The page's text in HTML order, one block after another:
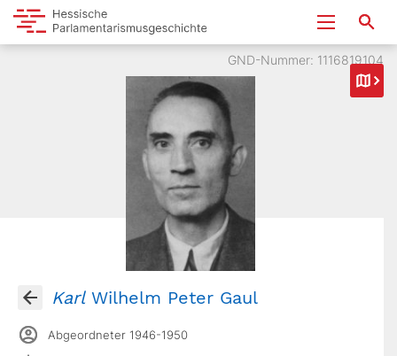
GND-Nummer: 1116819104
KarlWilhelm Peter Gaul
Abgeordneter 1946-1950